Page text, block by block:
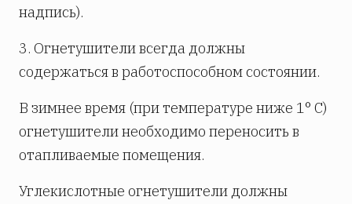
надпись).
3. Огнетушители всегда должны
содержаться в работоспособном состоянии.
В зимнее время (при температуре ниже 1° С)
огнетушители необходимо переносить в
отапливаемые помещения.
Углекислотные огнетушители должны